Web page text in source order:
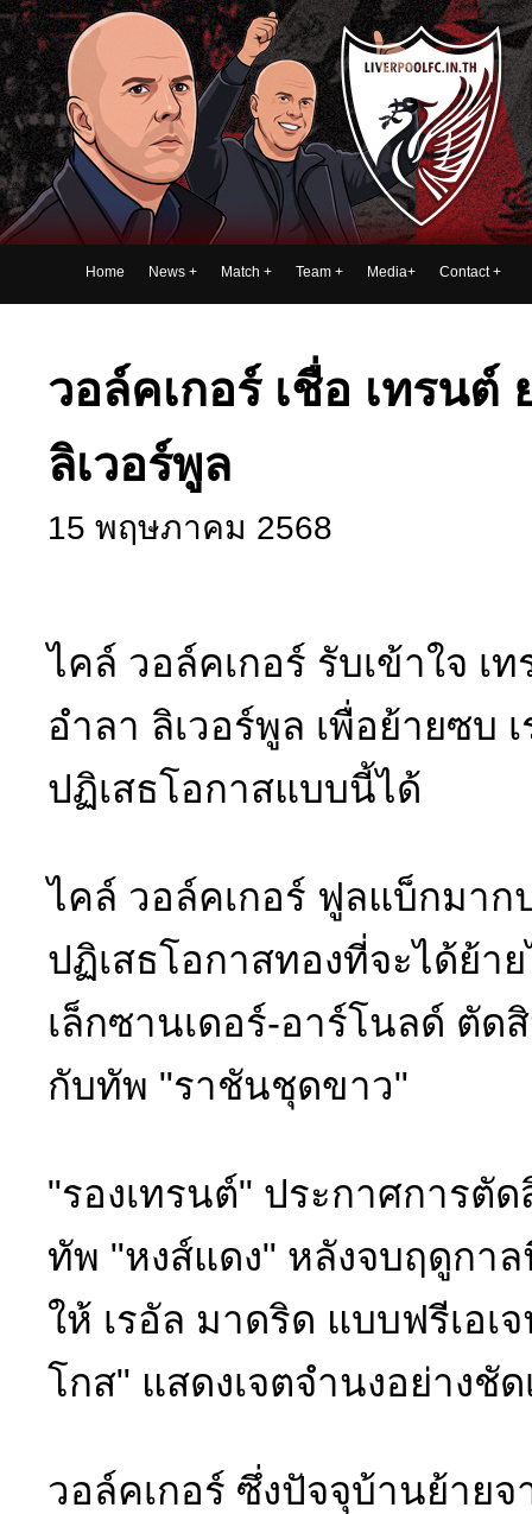
Home News + Match + Team + Media+ Contact+
วอล์คเกอร์ เชื่อ เทรนต์
ลิเวอร์พูล
15 พฤษภาคม 2568
ไคล์ วอล์คเกอร์ รับเข้าใจ เ
อำลา ลิเวอร์พูล เพื่อย้ายซบ
ปฏิเสธโอกาสแบบนี้ได้
ไคล์ วอล์คเกอร์ ฟูลแบ็กมาก
ปฏิเสธโอกาสทองที่จะได้ย้า
เล็กซานเดอร์-อาร์โนลด์ ตัด
กับทัพ "ราชันชุดขาว"
"รองเทรนต์" ประกาศการ
ทัพ "หงส์แดง" หลังจบฤดูกา
ให้ เรอัล มาดริด แบบฟรีเอ
โกส" แสดงเจตจำนงอย่างชั
วอล์คเกอร์ ซึ่งปัจจุบ้านย้าย